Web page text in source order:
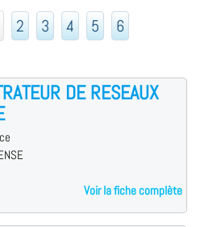
2 3 4 5 6
DE RESEAUX
Voir la fiche complète